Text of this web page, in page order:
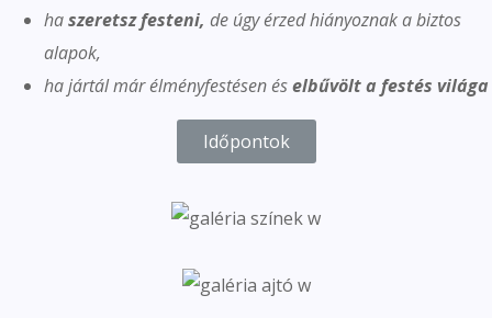
haszeretsz festeni, de úgy érzed hiányoznak a biztos
alapok,
ha jártál már élményfestésen éselbűvölt a festés világa
Időpontok